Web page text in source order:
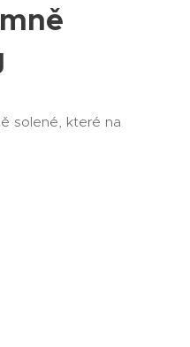
solené, které na